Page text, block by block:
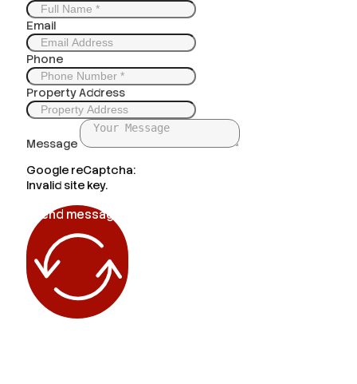
Email
Phone
Property Address
Message
Google reCaptcha:
Invalid site key.
Send message